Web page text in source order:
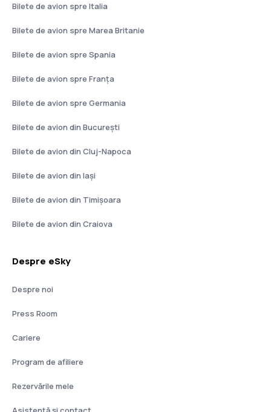
Bilete de avion spre Italia
Bilete de avion spre Marea Britanie
Bilete de avion spre Spania
Bilete de avion spre Franţa
Bilete de avion spre Germania
Bilete de avion din București
Bilete de avion din Cluj-Napoca
Bilete de avion din Iași
Bilete de avion din Timișoara
Bilete de avion din Craiova
Despre eSky
Despre noi
Press Room
Cariere
Program de afiliere
Rezervările mele